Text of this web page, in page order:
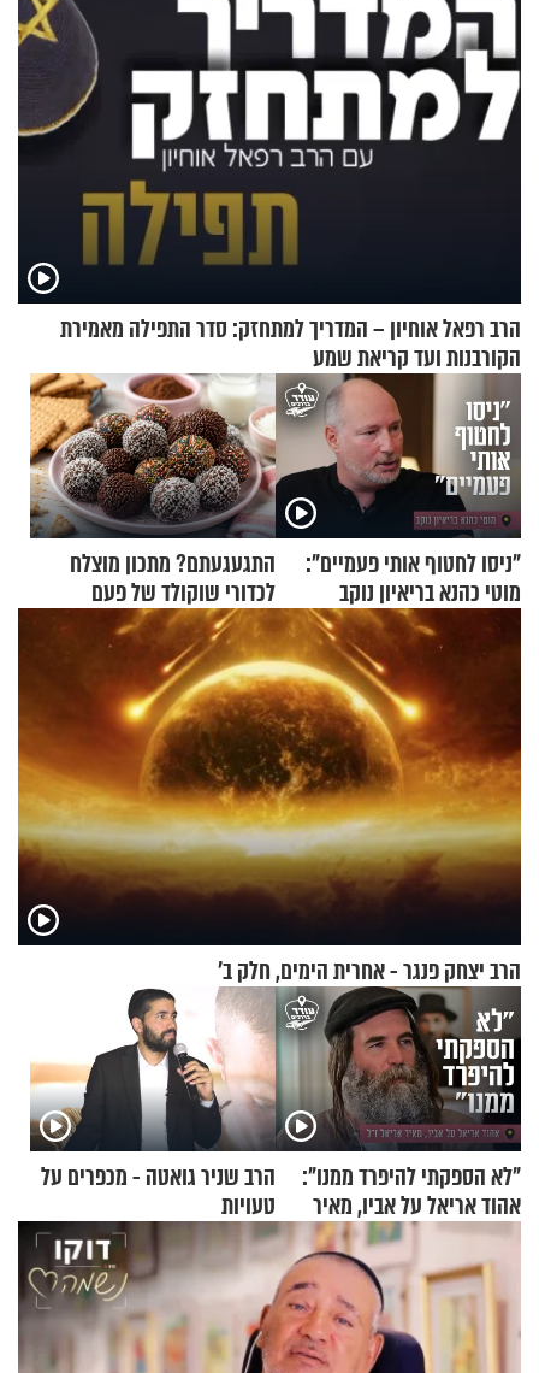
הרב רפאל אוחיון – המדריך למתחזק: סדר התפילה מאמירת
הקורבנות ועד קריאת שמע
"ניסו לחטוף אותי פעמיים":
מוטי כהנא בריאיון נוקב
התגעגעתם? מתכון מוצלח
לכדורי שוקולד של פעם
הרב יצחק פנגר - אחרית הימים, חלק ב’
"לא הספקתי להיפרד ממנו":
אהוד אריאל על אביו, מאיר
אריאל ז"ל
הרב שניר גואטה - מכפרים על
טעויות